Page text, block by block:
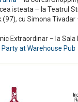
isteata – la Teatrul
(97), cu Simona Tivadar
Extraordinar – la Sala
Party at Warehouse Pub